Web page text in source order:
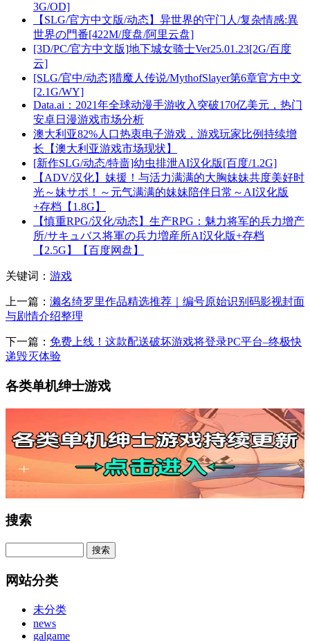
3G/OD]
【SLG/官方中文版/动态】异世界的守门人/复杂情感:異
世界の門番[422M/度盘/阿里云盘]
[3D/PC/官方中文版]地下城女骑士Ver25.01.23[2G/百度
云]
[SLG/官中/动态]猎魔人传说/MythofSlayer第6章官方中文
[2.1G/WY]
Data.ai：2021年全球动漫手游收入突破170亿美元，热门
安卓日漫游戏市场分析
澳大利亚82%人口热衷电子游戏，游戏玩家比例持续增
长【澳大利亚游戏市场现状】
[新作SLG/动态/特啬]幼虫排泄AI汉化版[百度/1.2G]
【ADV/汉化】妹援！与活力满满的大胸妹妹共度美好时
光～妹サポ！～元气满满的妹妹陪伴日常～AI汉化版
+存档【1.8G】
【慎重RPG/汉化/动态】生产RPG：魅力将军的兵力增产
所/サキュバス将軍の兵力増産所AI汉化版+存档
【2.5G】【百度网盘】
关键词： 游戏
上一篇： 濑名绮罗里作品精选推荐｜编号原始识别码影视封面
与剧情介绍整理
下一篇： 免费上线！这款配送破坏游戏将登录PC平台–终极快
递毁灭体验
各类单机绅士游戏
搜索
网站分类
未分类
news
galgame